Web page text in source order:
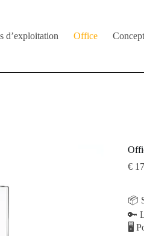
d’exploitation Office
€
📦
🔑
🖥️